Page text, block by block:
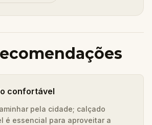
confortável
pela cidade; calçado
é essencial para aproveitar a